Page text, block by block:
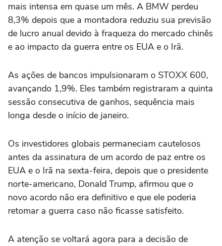
⁠mais intensa em quase um mês. A BMW perdeu
8,3% depois que a montadora reduziu sua previsão
de lucro anual devido à fraqueza do mercado chinês
e ao impacto da guerra ‌entre os EUA e o Irã.
As ações de bancos ‌impulsionaram o ⁠STOXX 600,
⁠avançando 1,9%. Eles também registraram a quinta
sessão consecutiva de ⁠ganhos, sequência mais
‌longa desde o ‌início de janeiro.
Os investidores globais permaneciam cautelosos
antes da assinatura de um acordo de paz entre os
EUA e o Irã na ⁠sexta-feira, depois que o presidente
norte-americano, Donald Trump, afirmou que o
novo acordo não era definitivo e que ele poderia
retomar a guerra caso não ficasse ‌satisfeito.
A atenção se voltará agora para a decisão de